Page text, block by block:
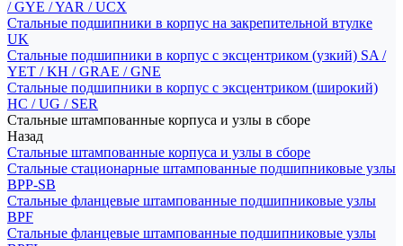
/ GYE / YAR / UCX
Стальные подшипники в корпус на закрепительной втулке
UK
Стальные подшипники в корпус с эксцентриком (узкий) SA /
YET / KH / GRAE / GNE
Стальные подшипники в корпус с эксцентриком (широкий)
HC / UG / SER
Стальные штампованные корпуса и узлы в сборе
Назад
Стальные штампованные корпуса и узлы в сборе
Стальные стационарные штампованные подшипниковые узлы
BPP-SB
Стальные фланцевые штампованные подшипниковые узлы
BPF
Стальные фланцевые штампованные подшипниковые узлы